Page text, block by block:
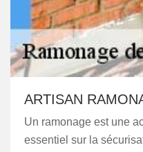
ARTISAN
Un ramonage est une
essentiel sur la